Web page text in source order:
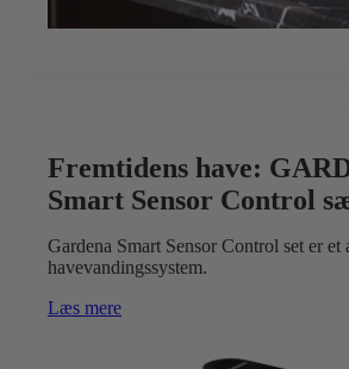
Fremtidens have:
Smart Sensor Control
Gardena Smart Sensor Control set er et
havevandingssystem.
Læs mere